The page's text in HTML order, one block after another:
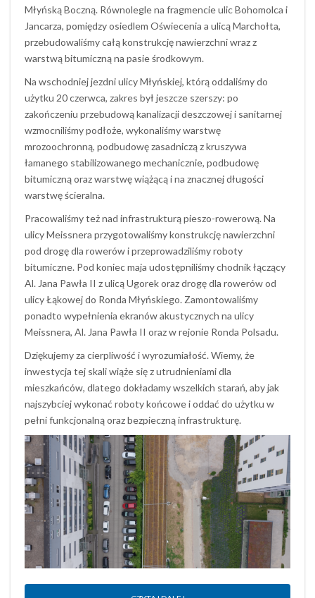
Młyńską Boczną. Równolegle na fragmencie ulic Bohomolca i
Jancarza, pomiędzy osiedlem Oświecenia a ulicą Marchołta,
przebudowaliśmy całą konstrukcję nawierzchni wraz z
warstwą bitumiczną na pasie środkowym.
Na wschodniej jezdni ulicy Młyńskiej, którą oddaliśmy do
użytku 20 czerwca, zakres był jeszcze szerszy: po
zakończeniu przebudową kanalizacji deszczowej i sanitarnej
wzmocniliśmy podłoże, wykonaliśmy warstwę
mrozoochronną, podbudowę zasadniczą z kruszywa
łamanego stabilizowanego mechanicznie, podbudowę
bitumiczną oraz warstwę wiążącą i na znacznej długości
warstwę ścieralna.
Pracowaliśmy też nad infrastrukturą pieszo-rowerową. Na
ulicy Meissnera przygotowaliśmy konstrukcję nawierzchni
pod drogę dla rowerów i przeprowadziliśmy roboty
bitumiczne. Pod koniec maja udostępniliśmy chodnik łączący
Al. Jana Pawła II z ulicą Ugorek oraz drogę dla rowerów od
ulicy Łąkowej do Ronda Młyńskiego. Zamontowaliśmy
ponadto wypełnienia ekranów akustycznych na ulicy
Meissnera, Al. Jana Pawła II oraz w rejonie Ronda Polsadu.
Dziękujemy za cierpliwość i wyrozumiałość. Wiemy, że
inwestycja tej skali wiąże się z utrudnieniami dla
mieszkańców, dlatego dokładamy wszelkich starań, aby jak
najszybciej wykonać roboty końcowe i oddać do użytku w
pełni funkcjonalną oraz bezpieczną infrastrukturę.